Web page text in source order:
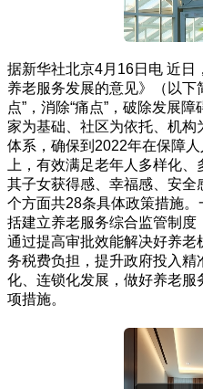
据新华社北京4月16日电 近日
养老服务发展的意见》（以下
点”，消除“痛点”，破除发展
家为基础、社区为依托、机
体系，确保到2022年在保障
上，有效满足老年人多样化
其子女获得感、幸福感、安
个方面共28条具体政策措施
括建立养老服务综合监管制度
通过提高审批效能解决好养老
务税费负担，提升政府投入
化、连锁化发展，做好养老
项措施。